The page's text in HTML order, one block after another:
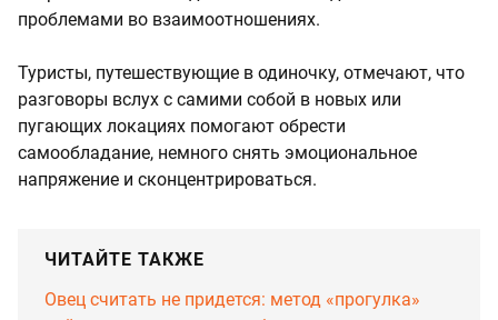
проблемами во взаимоотношениях.
Туристы, путешествующие в одиночку, отмечают, что
разговоры вслух с самими собой в новых или
пугающих локациях помогают обрести
самообладание, немного снять эмоциональное
напряжение и сконцентрироваться.
ЧИТАЙТЕ ТАКЖЕ
Овец считать не придется: метод «прогулка»